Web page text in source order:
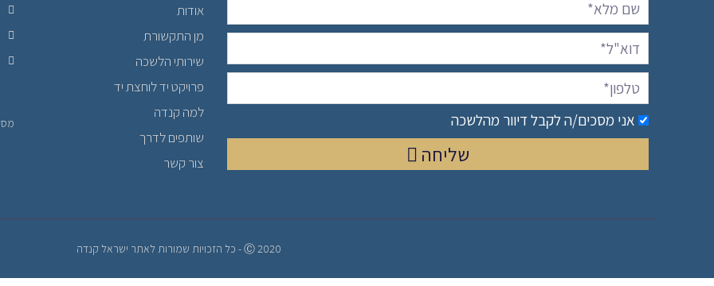
אני מסכים/ה לקבל דיוור מהלשכה
שליחה
אודות
מן התקשורת
שירותי הלשכה
פרויקט יד לוחצת יד
למה קנדה
שותפים לדרך
צור קשר
Ⓒ 2020 - כל הזכויות שמורות לאתר ישראל קנדה